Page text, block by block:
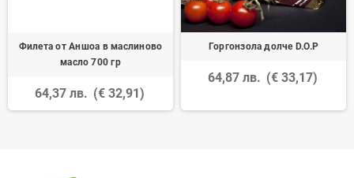
Филета от Аншоа в маслиново
масло 700 гр
64,37 лв. (€ 32,91)
Горгонзола долче D.O.P
64,87 лв. (€ 33,17)